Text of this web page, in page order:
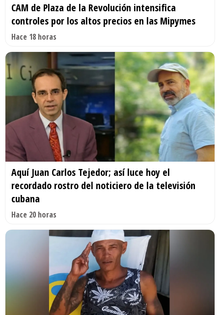
CAM de Plaza de la Revolución intensifica
controles por los altos precios en las Mipymes
Hace 18 horas
Aquí Juan Carlos Tejedor; así luce hoy el
recordado rostro del noticiero de la televisión
cubana
Hace 20 horas